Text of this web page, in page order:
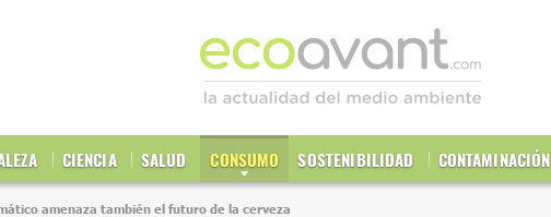
CIENCIA SALUD CONSUMO SOSTENIBILIDAD CONTAMINACIÓN
amenaza también el futuro de la cerveza